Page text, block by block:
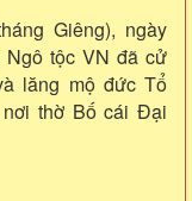
Giêng), ngày
tộc VN đã cử
lăng mộ đức Tổ
thờ Bố cái Đại